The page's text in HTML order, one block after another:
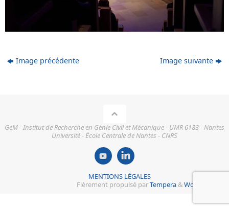
Image précédente Image suivante
GeM - Institut de Recherche en Génie Civil et Mécanique - UMR 6183 - Nantes
Université - École Centrale de Nantes - CNRS
MENTIONS LÉGALES
Fièrement propulsé parTempera &WordPress.